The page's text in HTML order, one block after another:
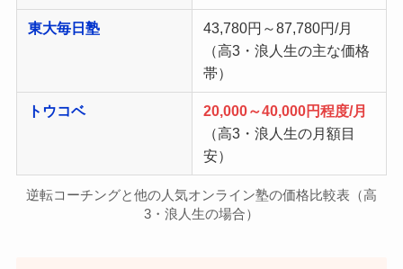
東大毎日塾
43,780円～87,780円/月
（高3・浪人生の主な価格
帯）
トウコベ
20,000～40,000円程度/月
（高3・浪人生の月額目
安）
逆転コーチングと他の人気オンライン塾の価格比較表（高
3・浪人生の場合）